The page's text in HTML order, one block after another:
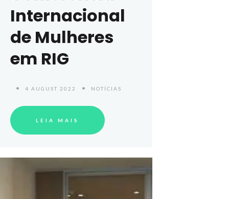
Internacional
de Mulheres
em RIG
4 AUGUST 2022 NOTÍCIAS
LEIA MAIS